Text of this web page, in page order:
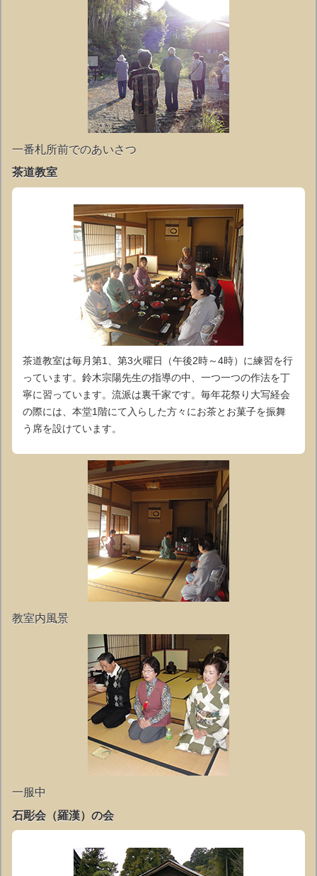
一番札所前でのあいさつ
茶道教室
茶道教室は毎月第1、第3火曜日（午後2時～4時）に練習を行
っています。鈴木宗陽先生の指導の中、一つ一つの作法を丁
寧に習っています。流派は裏千家です。毎年花祭り大写経会
の際には、本堂1階にて入らした方々にお茶とお菓子を振舞
う席を設けています。
教室内風景
一服中
石彫会（羅漢）の会